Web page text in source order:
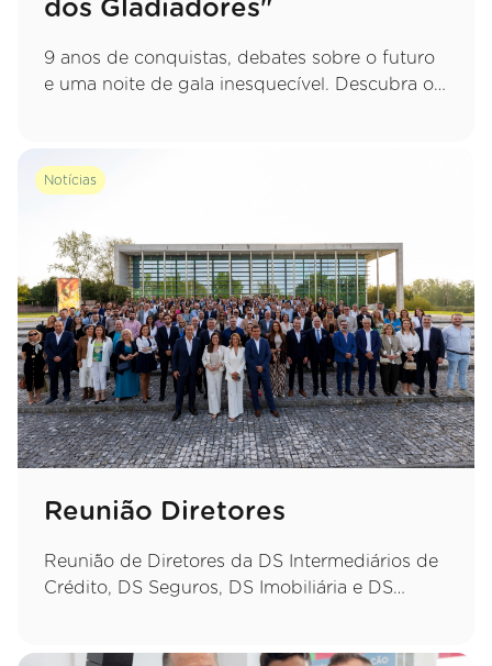
dos Gladiadores"
9 anos de conquistas, debates sobre o futuro
e uma noite de gala inesquecível. Descubra os
Notícias
Reunião Diretores
Reunião de Diretores da DS Intermediários de
Crédito, DS Seguros, DS Imobiliária e DS